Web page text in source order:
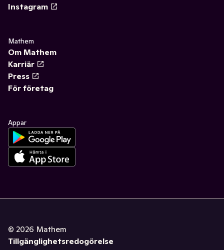
Instagram
Mathem
Om Mathem
Karriär
Press
För företag
Appar
© 2026 Mathem
Tillgänglighetsredogörelse